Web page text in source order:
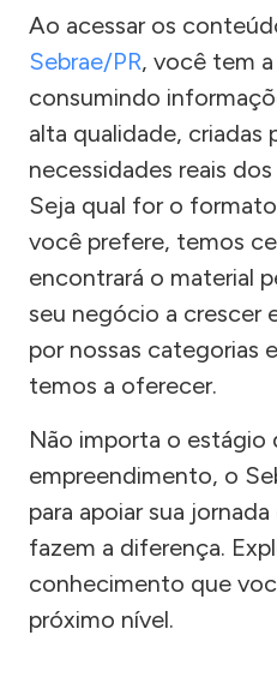
Ao acessar os
Sebrae/PR, você tem
consumindo
alta qualidade, criadas
necessidades reais
Seja qual for o
você prefere, temos
encontrará o material
seu negócio a crescer
por nossas categorias
temos a oferecer.
Não importa o estágio
empreendimento, o
para apoiar sua
fazem a diferença.
conhecimento que
próximo nível.